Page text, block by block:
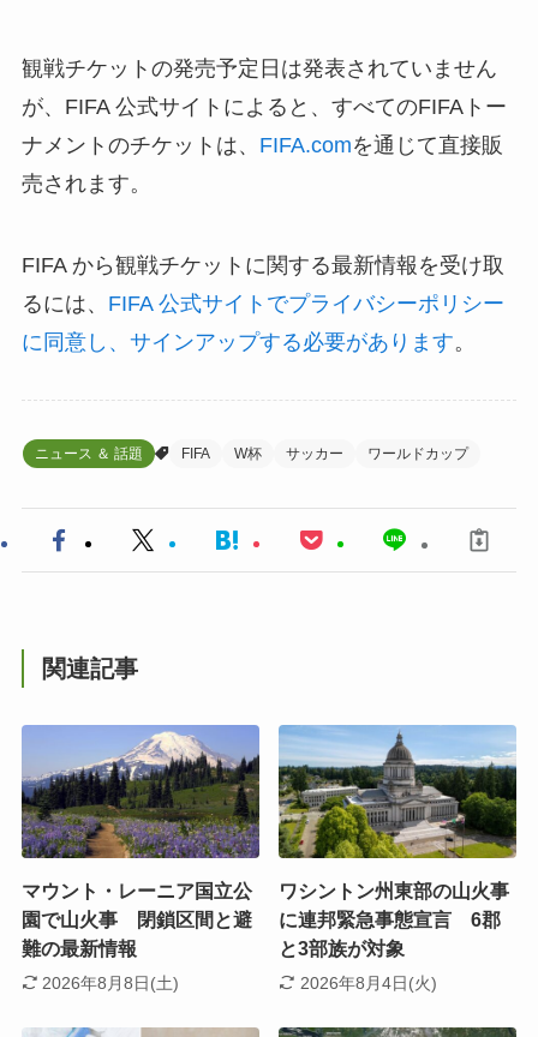
観戦チケットの発売予定日は発表されていません
が、FIFA 公式サイトによると、すべてのFIFAトー
ナメントのチケットは、 FIFA.comを通じて直接販
売されます。
FIFA から観戦チケットに関する最新情報を受け取
るには、 FIFA 公式サイトでプライバシーポリシー
に同意し、サインアップする必要があります。
ニュース ＆ 話題 FIFA W杯 サッカー ワールドカップ
関連記事
マウント・レーニア国立公
園で山火事 閉鎖区間と避
難の最新情報
2026年8月8日(土)
ワシントン州東部の山火事
に連邦緊急事態宣言 6郡
と3部族が対象
2026年8月4日(火)